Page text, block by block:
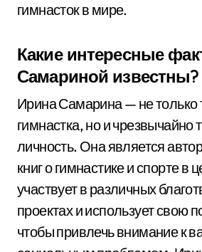
гимнасток в мире.
Какие интересные
Самариной известны?
Ирина Самарина — не только
гимнастка, но и чрезвычайно
личность. Она является
книг о гимнастике и спорте в
участвует в различных
проектах и использует свою
чтобы привлечь внимание к